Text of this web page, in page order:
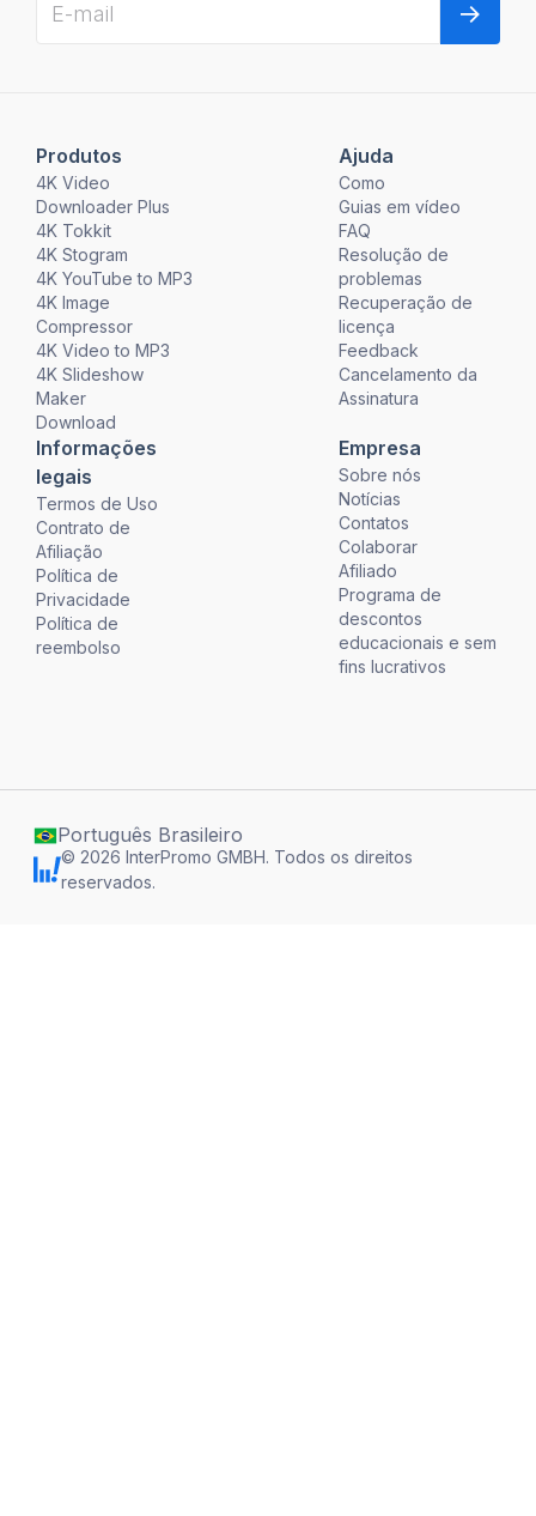
Produtos
4K Video
Downloader Plus
4K Tokkit
4K Stogram
4K YouTube to MP3
4K Image
Compressor
4K Video to MP3
4K Slideshow
Maker
Download
Ajuda
Como
Guias em vídeo
FAQ
Resolução de
problemas
Recuperação de
licença
Feedback
Cancelamento da
Assinatura
Informações
legais
Termos de Uso
Contrato de
Afiliação
Política de
Privacidade
Política de
reembolso
Empresa
Sobre nós
Notícias
Contatos
Colaborar
Afiliado
Programa de
descontos
educacionais e sem
fins lucrativos
©2026 InterPromo GMBH. Todos os direitos
reservados.
Português Brasileiro